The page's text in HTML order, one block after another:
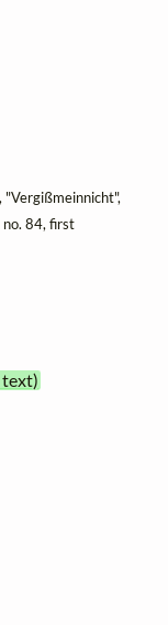
no. 84, first
text)